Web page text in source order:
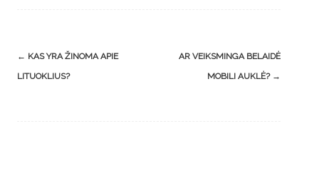
Post
navigation
← KAS YRA ŽINOMA APIE
LITUOKLIUS?
AR VEIKSMINGA BELAIDĖ
MOBILI AUKLĖ? →